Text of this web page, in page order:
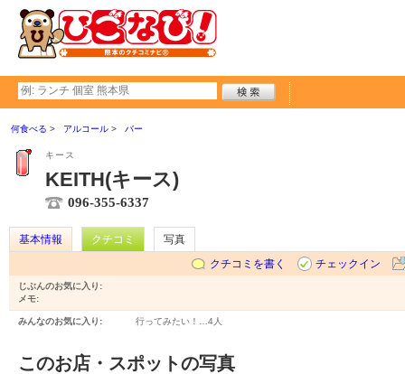
何食べる アルコール バー
キース
KEITH(キース)
096-355-6337
基本情報 クチコミ
写真
クチコミを書く
チェックイン
じぶんのお気に入り:
メモ:
みんなのお気に入り: 行ってみたい！… 4人
このお店・スポットの写真